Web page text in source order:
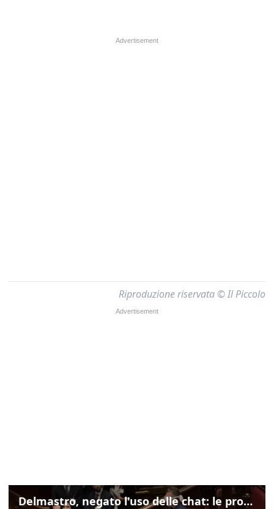
Riproduzione riservata © Il Piccolo
Delmastro, negato l'uso delle chat: le proteste di Avs e M5s